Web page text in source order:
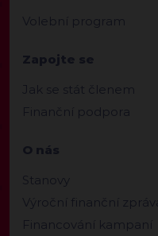
Volební program
Zapojte se
Jak se stát členem
Finanční podpora
O nás
Stanovy
Výroční finanční zpráva
Financování kampaní